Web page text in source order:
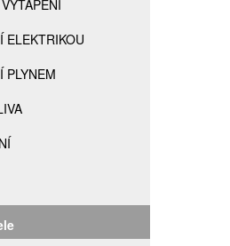
ELEKTRIKOU
PLYNEM